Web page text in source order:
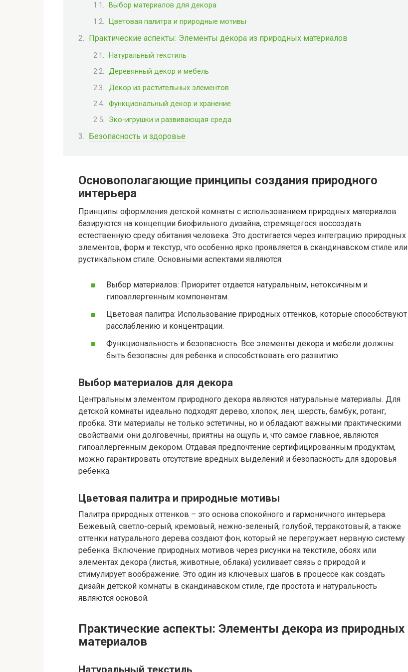
Выбор материалов для декора
Цветовая палитра и природные мотивы
Практические аспекты: Элементы декора из природных материалов
Натуральный текстиль
Деревянный декор и мебель
Декор из растительных элементов
Функциональный декор и хранение
Эко-игрушки и развивающая среда
Безопасность и здоровье
Основополагающие принципы создания природного
интерьера
Принципы оформления детской комнаты с использованием природных материалов
базируются на концепции биофильного дизайна, стремящегося воссоздать
естественную среду обитания человека. Это достигается через интеграцию природных
элементов, форм и текстур, что особенно ярко проявляется в скандинавском стиле или
рустикальном стиле. Основными аспектами являются:
Выбор материалов: Приоритет отдается натуральным, нетоксичным и
гипоаллергенным компонентам.
Цветовая палитра: Использование природных оттенков, которые способствуют
расслаблению и концентрации.
Функциональность и безопасность: Все элементы декора и мебели должны
быть безопасны для ребенка и способствовать его развитию.
Выбор материалов для декора
Центральным элементом природного декора являются натуральные материалы. Для
детской комнаты идеально подходят дерево, хлопок, лен, шерсть, бамбук, ротанг,
пробка. Эти материалы не только эстетичны, но и обладают важными практическими
свойствами: они долговечны, приятны на ощупь и, что самое главное, являются
гипоаллергенным декором. Отдавая предпочтение сертифицированным продуктам,
можно гарантировать отсутствие вредных выделений и безопасность для здоровья
ребенка.
Цветовая палитра и природные мотивы
Палитра природных оттенков – это основа спокойного и гармоничного интерьера.
Бежевый, светло-серый, кремовый, нежно-зеленый, голубой, терракотовый, а также
оттенки натурального дерева создают фон, который не перегружает нервную систему
ребенка. Включение природных мотивов через рисунки на текстиле, обоях или
элементах декора (листья, животные, облака) усиливает связь с природой и
стимулирует воображение. Это один из ключевых шагов в процессе как создать
дизайн детской комнаты в скандинавском стиле, где простота и натуральность
являются основой.
Практические аспекты: Элементы декора из природных
материалов
Натуральный текстиль